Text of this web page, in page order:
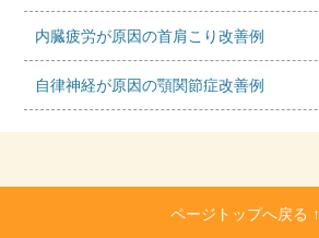
内臓疲労が原因の首肩こり改善例
自律神経が原因の顎関節症改善例
ページトップへ戻る ↑